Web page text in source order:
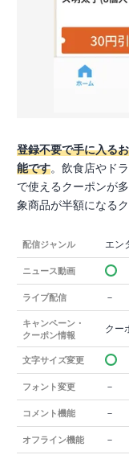
登録不要で手に入る
能です。飲食店やド
で使えるクーポンが
象商品が半額になる
配信ジャンル エン
ニュース動画
ライブ配信 －
キャンペーン・
クーポン情報
クー
文字サイズ変更
フォント変更 －
コメント機能 －
オフライン機能 －